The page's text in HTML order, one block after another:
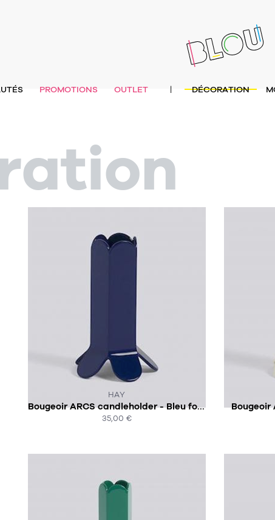
PROMOTIONS OUTLET | DÉCORATION
HAY
Bougeoir ARCS candleholder - Bleu foncé
35,00 €
Bougeoir